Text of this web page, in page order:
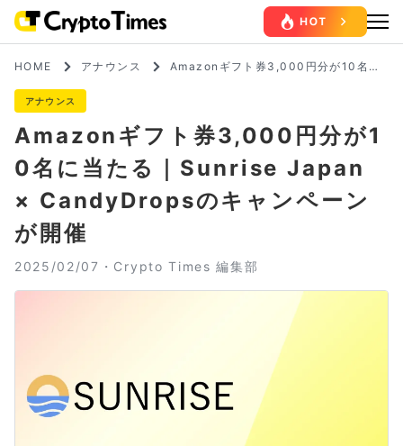
HOME アナウンス
Amazonギフト券3,000円分が10名に
アナウンス
Amazonギフト券3,000円分が1
0名に当たる｜Sunrise Japan
× CandyDropsのキャンペーン
が開催
2025/02/07・ Crypto Times 編集部